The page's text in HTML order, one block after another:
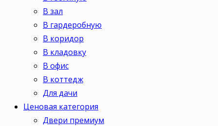
В зал
В гардеробную
В коридор
В кладовку
В офис
В коттедж
Для дачи
Ценовая категория
Двери премиум